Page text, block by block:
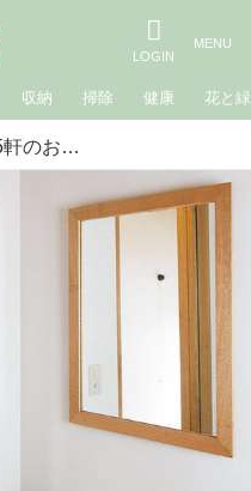
収納 掃除 健康 花と緑
水まわりを整える。5軒のお宅に見る「洗面所」を整えるヒント